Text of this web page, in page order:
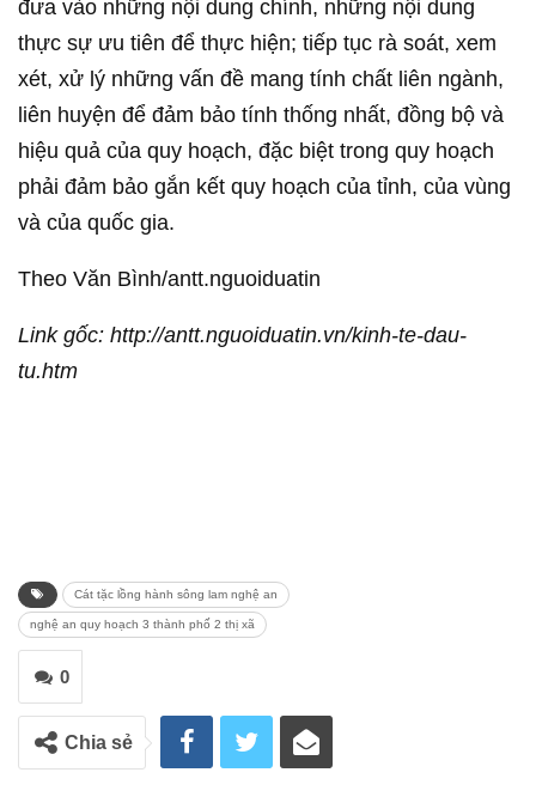
đưa vào những nội dung chính, những nội dung
thực sự ưu tiên để thực hiện; tiếp tục rà soát, xem
xét, xử lý những vấn đề mang tính chất liên ngành,
liên huyện để đảm bảo tính thống nhất, đồng bộ và
hiệu quả của quy hoạch, đặc biệt trong quy hoạch
phải đảm bảo gắn kết quy hoạch của tỉnh, của vùng
và của quốc gia.
Theo Văn Bình/antt.nguoiduatin
Link gốc: http://antt.nguoiduatin.vn/kinh-te-dau-
tu.htm
Cát tặc lồng hành sông lam nghệ an
nghệ an quy hoạch 3 thành phố 2 thị xã
0
Chia sẻ